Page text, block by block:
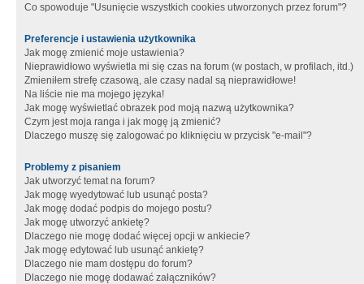
Co spowoduje "Usunięcie wszystkich cookies utworzonych przez forum"?
Preferencje i ustawienia użytkownika
Jak mogę zmienić moje ustawienia?
Nieprawidłowo wyświetla mi się czas na forum (w postach, w profilach, itd.)
Zmieniłem strefę czasową, ale czasy nadal są nieprawidłowe!
Na liście nie ma mojego języka!
Jak mogę wyświetlać obrazek pod moją nazwą użytkownika?
Czym jest moja ranga i jak mogę ją zmienić?
Dlaczego muszę się zalogować po kliknięciu w przycisk "e-mail"?
Problemy z pisaniem
Jak utworzyć temat na forum?
Jak mogę wyedytować lub usunąć posta?
Jak mogę dodać podpis do mojego postu?
Jak mogę utworzyć ankietę?
Dlaczego nie mogę dodać więcej opcji w ankiecie?
Jak mogę edytować lub usunąć ankietę?
Dlaczego nie mam dostępu do forum?
Dlaczego nie mogę dodawać załączników?